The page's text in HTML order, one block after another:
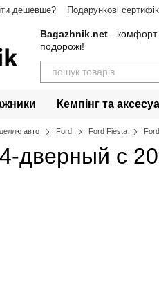
дешевше? Подарункові
Bagazhnik.net - комфорт
подорожі!
Кемпінг та
авто Ford Ford Fiesta
дверный с